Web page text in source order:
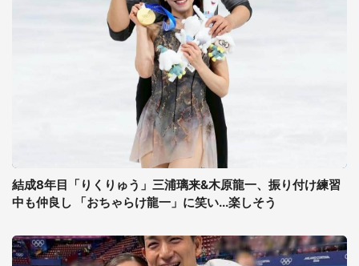
結成8年目「りくりゅう」三浦璃来&木原龍一、振り付け練習
中も仲良し 「おちゃらけ龍一」に笑い...楽しそう